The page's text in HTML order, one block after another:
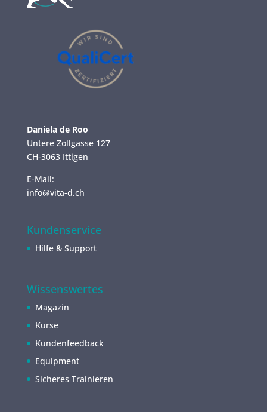
Daniela de Roo
Untere Zollgasse 127
CH-3063 Ittigen
E-Mail:
info@vita-d.ch
Kundenservice
Hilfe & Support
Wissenswertes
Magazin
Kurse
Kundenfeedback
Equipment
Sicheres Trainieren